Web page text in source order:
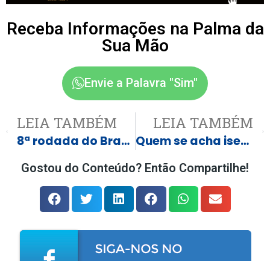
Receba Informações na Palma da
Sua Mão
Envie a Palavra "Sim"
LEIA TAMBÉM
8ª rodada do Brasileirão terá clássico paulista; saiba onde assistir aos jogos
LEIA TAMBÉM
Quem se acha isento de IR pode estar enganado
Gostou do Conteúdo? Então Compartilhe!